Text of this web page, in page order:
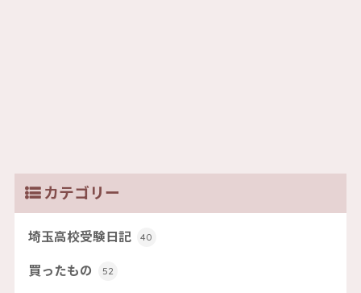
カテゴリー
埼玉高校受験日記 40
買ったもの 52